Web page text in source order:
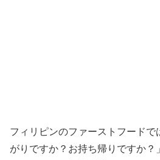
フィリピンのファーストフード
がりですか？お持ち帰りですか